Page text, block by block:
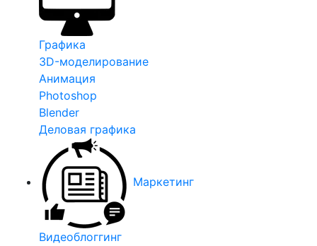
Графика
3D-моделирование
Анимация
Photoshop
Blender
Деловая графика
Маркетинг
Видеоблоггинг